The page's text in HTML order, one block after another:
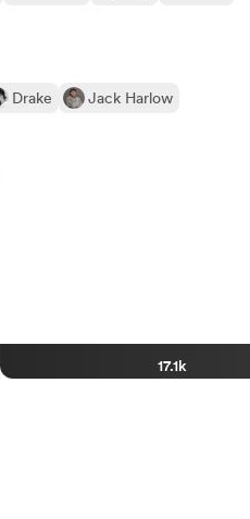
Drake Jack Harlow
17.1k